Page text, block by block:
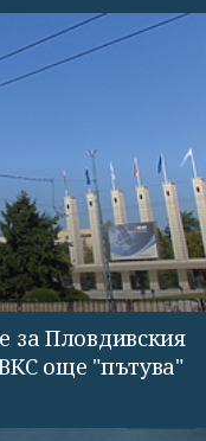
за Пловдивския
още "пътува"